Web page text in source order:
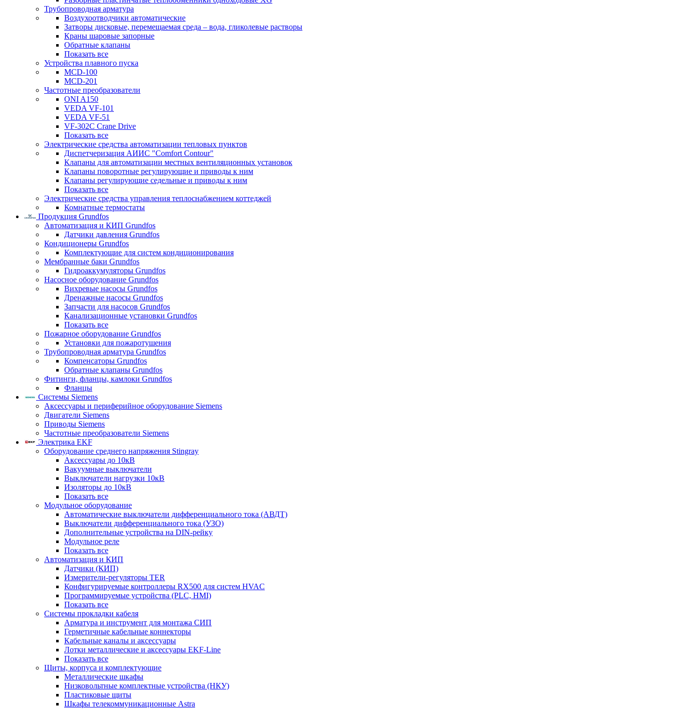
Трубопроводная арматура
Воздухоотводчики автоматические
Затворы дисковые, перемещаемая среда – вода, гликолевые растворы
Краны шаровые запорные
Обратные клапаны
Показать все
Устройства плавного пуска
MCD-100
MCD-201
Частотные преобразователи
ONI A150
VEDA VF-101
VEDA VF-51
VF-302C Crane Drive
Показать все
Электрические средства автоматизации тепловых пунктов
Диспетчеризация АИИС "Comfort Contour"
Клапаны для автоматизации местных вентиляционных установок
Клапаны поворотные регулирующие и приводы к ним
Клапаны регулирующие седельные и приводы к ним
Показать все
Электрические средства управления теплоснабжением коттеджей
Комнатные термостаты
Продукция Grundfos
Автоматизация и КИП Grundfos
Датчики давления Grundfos
Кондиционеры Grundfos
Комплектующие для систем кондиционирования
Мембранные баки Grundfos
Гидроаккумуляторы Grundfos
Насосное оборудование Grundfos
Вихревые насосы Grundfos
Дренажные насосы Grundfos
Запчасти для насосов Grundfos
Канализационные установки Grundfos
Показать все
Пожарное оборудование Grundfos
Установки для пожаротушения
Трубопроводная арматура Grundfos
Компенсаторы Grundfos
Обратные клапаны Grundfos
Фитинги, фланцы, камлоки Grundfos
Фланцы
Системы Siemens
Аксессуары и периферийное оборудование Siemens
Двигатели Siemens
Приводы Siemens
Частотные преобразователи Siemens
Электрика EKF
Оборудование среднего напряжения Stingray
Аксессуары до 10кВ
Вакуумные выключатели
Выключатели нагрузки 10кВ
Изоляторы до 10кВ
Показать все
Модульное оборудование
Автоматические выключатели дифференциального тока (АВДТ)
Выключатели дифференциального тока (УЗО)
Дополнительные устройства на DIN-рейку
Модульное реле
Показать все
Автоматизация и КИП
Датчики (КИП)
Измерители-регуляторы TER
Конфигурируемые контроллеры RX500 для систем HVAC
Программируемые устройства (PLC, HMI)
Показать все
Системы прокладки кабеля
Арматура и инструмент для монтажа СИП
Герметичные кабельные коннекторы
Кабельные каналы и аксессуары
Лотки металлические и аксессуары EKF-Line
Показать все
Щиты, корпуса и комплектующие
Металлические шкафы
Низковольтные комплектные устройства (НКУ)
Пластиковые щиты
Шкафы телекоммуникационные Astra